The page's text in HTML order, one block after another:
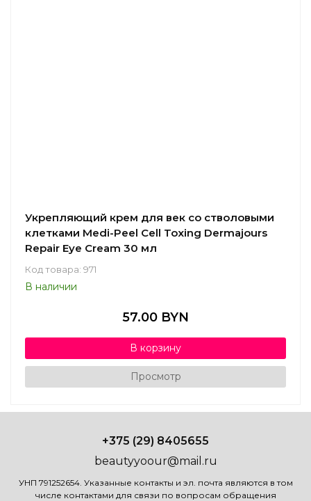
Укрепляющий крем для век со стволовыми
клетками Medi-Peel Cell Toxing Dermajours
Repair Eye Cream 30 мл
Код товара: 971
В наличии
57.00 BYN
В корзину
Просмотр
+375 (29) 8405655
beautyyoour@mail.ru
УНП 791252654. Указанные контакты и эл. почта являются в том
числе контактами для связи по вопросам обращения